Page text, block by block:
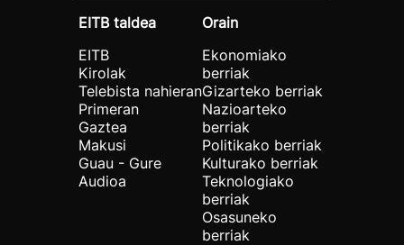
EITB taldea
EITB
Kirolak
Telebista nahieran
Primeran
Gaztea
Makusi
Guau - Gure
Audioa
Orain
Ekonomiako
berriak
Gizarteko berriak
Nazioarteko
berriak
Politikako berriak
Kulturako berriak
Teknologiako
berriak
Osasuneko
berriak